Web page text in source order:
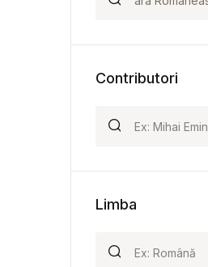
Contributori
Limba